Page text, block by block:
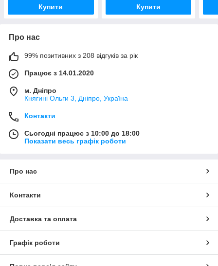
Купити Купити
Про нас
99% позитивних з 208 відгуків за рік
Працює з 14.01.2020
м. Дніпро
Княгині Ольги 3, Дніпро, Україна
Контакти
Сьогодні працює з 10:00 до 18:00
Показати весь графік роботи
Про нас
Контакти
Доставка та оплата
Графік роботи